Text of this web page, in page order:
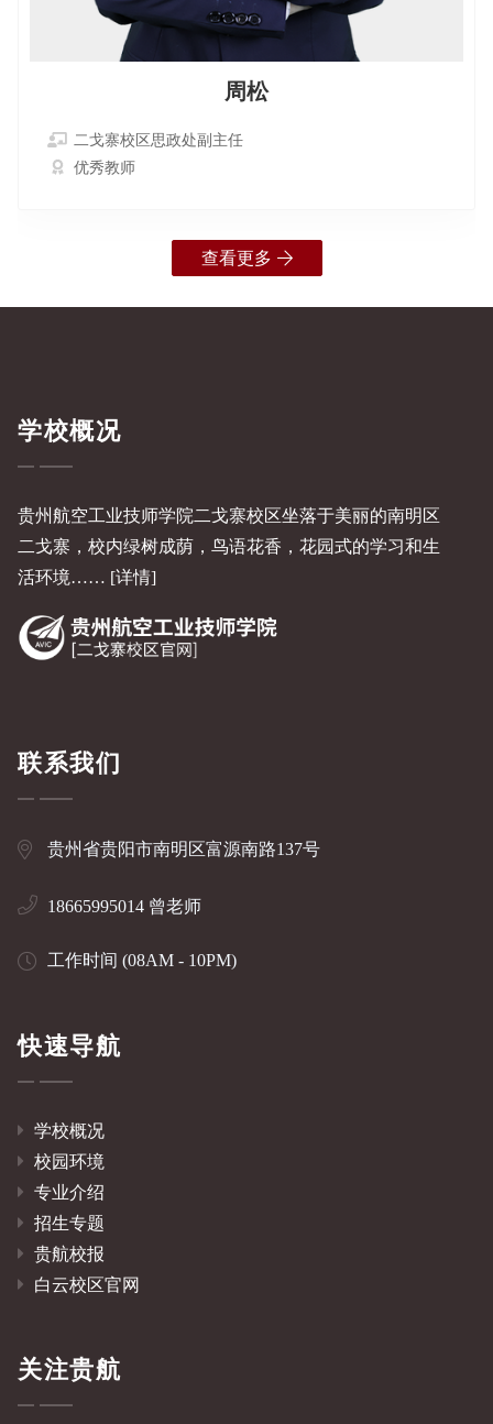
周松
二戈寨校区思政处副主任
优秀教师
查看更多
学校概况
贵州航空工业技师学院二戈寨校区坐落于美丽的南明区
二戈寨，校内绿树成荫，鸟语花香，花园式的学习和生
活环境…… [详情]
联系我们
贵州省贵阳市南明区富源南路137号
18665995014 曾老师
工作时间 (08AM - 10PM)
快速导航
学校概况
校园环境
专业介绍
招生专题
贵航校报
白云校区官网
关注贵航